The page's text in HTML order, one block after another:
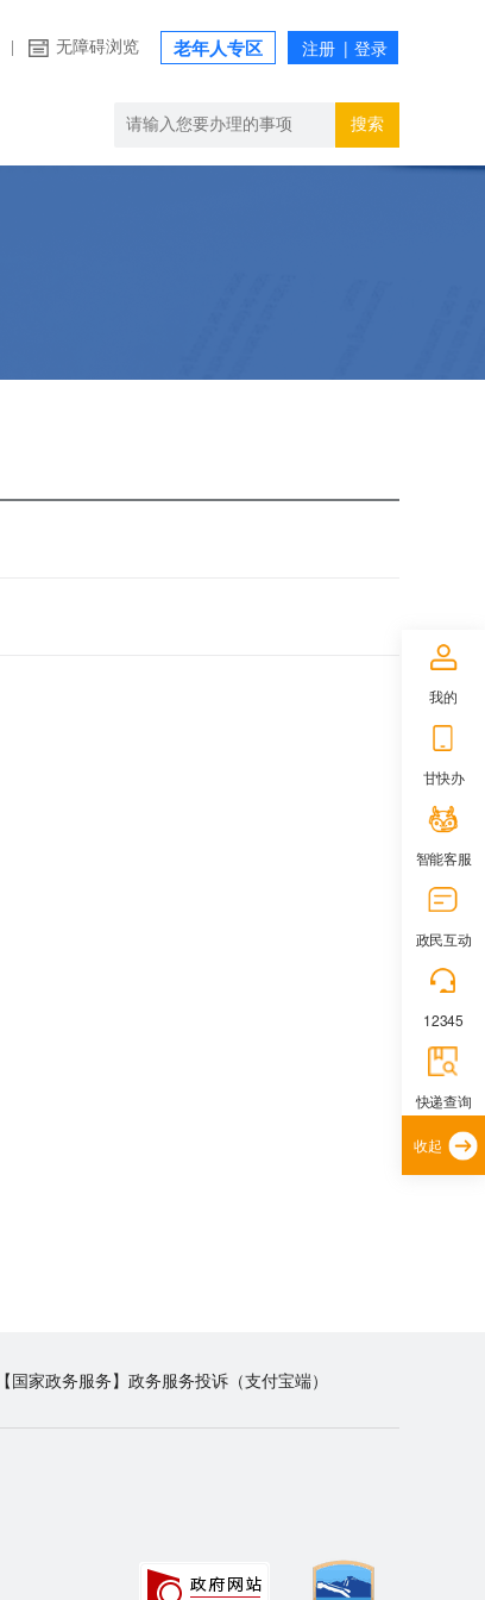
无障碍浏览 老年人专区
搜索
【国家政务服务】政务服务投诉（支付宝端）
我的
甘快办
智能客服
政民互动
12345
快递查询
收起